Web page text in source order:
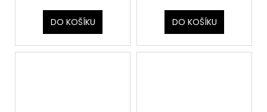
DO KOŠÍKU DO KOŠÍKU